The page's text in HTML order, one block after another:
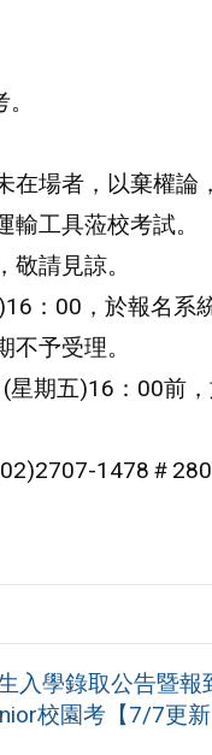
場者，以棄權論
工具蒞校考試。
請見諒。
：00，於報名系
予受理。
期五)16：00前
1478＃
入學錄取公告暨報
校園考【7/7更